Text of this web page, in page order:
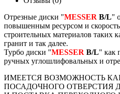
Отрезные диски "MESSER B/L"
повышенным ресурсом и
строительных материалов таких
гранит и так далее.
Турбо диски "MESSER B/L" как
ручных углошлифовальных и
ИМЕЕТСЯ ВОЗМОЖНОСТЬ
ПОСАДОЧНОГО ОТВЕРСТИЯ